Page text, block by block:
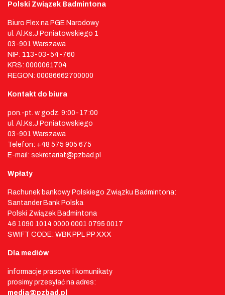
Polski Związek Badmintona
Biuro Flex na PGE Narodowy
ul. Al.Ks.J Poniatowskiego 1
03-901 Warszawa
NIP: 113-03-54-760
KRS: 0000061704
REGON: 00086662700000
Kontakt do biura
pon.-pt. w godz. 9:00-17:00
ul. Al.Ks.J Poniatowskiego
03-901 Warszawa
Telefon: +48 575 905 675
E-mail: sekretariat@pzbad.pl
Wpłaty
Rachunek bankowy Polskiego Związku Badmintona:
Santander Bank Polska
Polski Związek Badmintona
46 1090 1014 0000 0001 0795 0017
SWIFT CODE: WBK PPL PP XXX
Dla mediów
informacje prasowe i komunikaty
prosimy przesyłać na adres:
media@pzbad.pl